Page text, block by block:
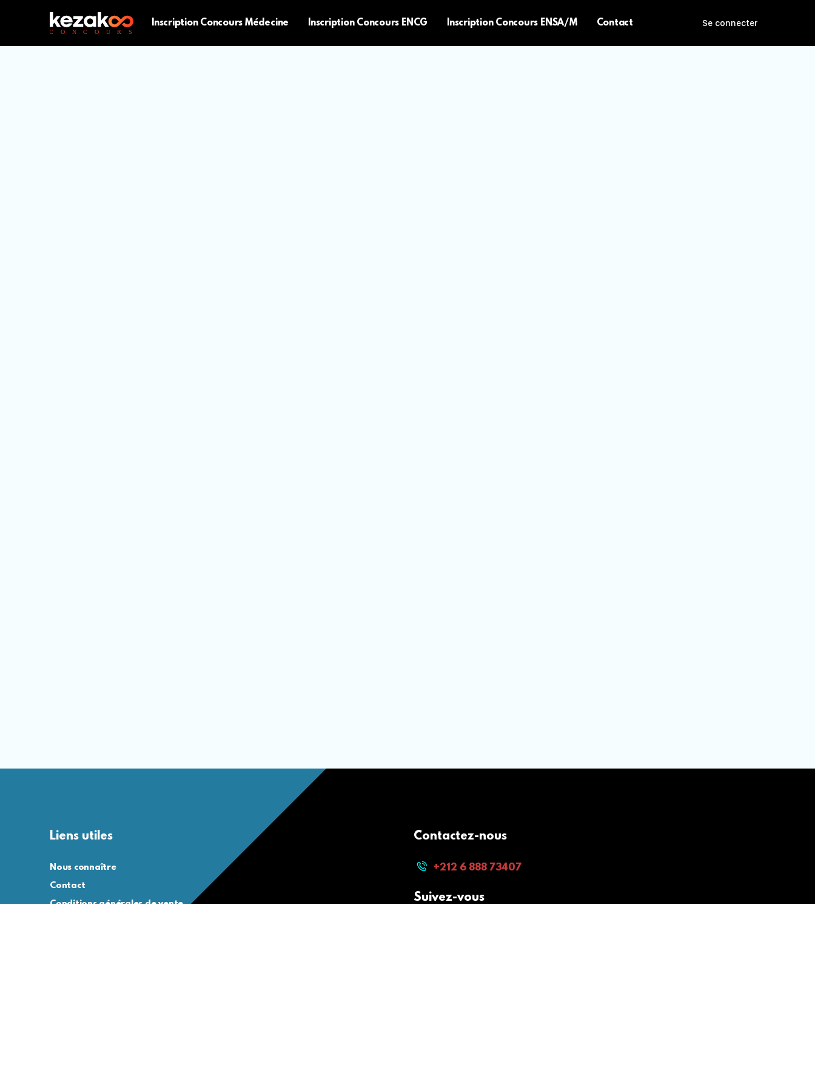
Inscription Concours Médecine Inscription Concours ENCG Inscription Concours ENSA/M Contact Se connecter
Liens utiles
Nous connaître
Contact
Conditions générales de vente
Contactez-nous
+212 6 888 73407
Suivez-vous